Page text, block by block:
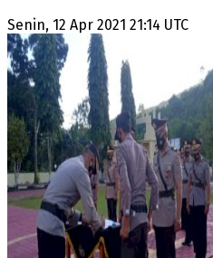
Senin, 12 Apr 2021 21:14 UTC